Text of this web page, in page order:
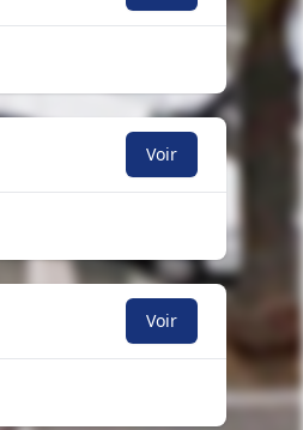
Voir
Voir